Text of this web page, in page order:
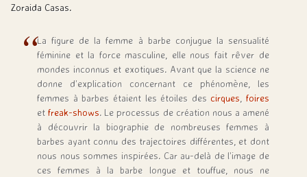
Zoraida Casas.
La figure de la femme à barbe conjugue la sensualité
féminine et la force masculine, elle nous fait rêver de
mondes inconnus et exotiques. Avant que la science ne
donne d’explication concernant ce phénomène, les
femmes à barbes étaient les étoiles descirques foires
etfreak-shows. Le processus de création nous a amené
à découvrir la biographie de nombreuses femmes à
barbes ayant connu des trajectoires différentes, et dont
nous nous sommes inspirées. Car au-delà de l’image de
ces femmes à la barbe longue et touffue, nous ne